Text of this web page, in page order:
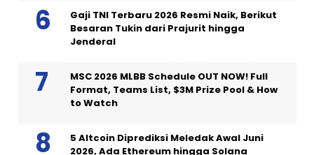
Gaji TNI Terbaru 2026 Resmi Naik, Berikut
Besaran Tukin dari Prajurit hingga
Jenderal
MSC 2026 MLBB Schedule OUT NOW! Full
Format, Teams List, $3M Prize Pool & How
to Watch
5 Altcoin Diprediksi Meledak Awal Juni
2026, Ada Ethereum hingga Solana